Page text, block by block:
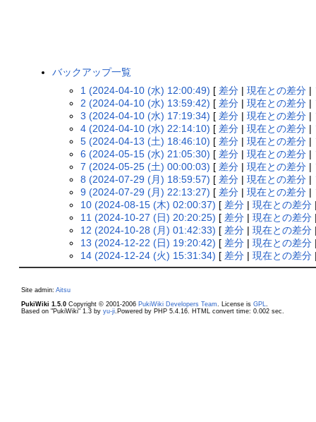
バックアップ一覧
1 (2024-04-10 (水) 12:00:49) [ 差分 |現在との差分 |
2 (2024-04-10 (水) 13:59:42) [ 差分 |現在との差分 |
3 (2024-04-10 (水) 17:19:34) [ 差分 |現在との差分 |
4 (2024-04-10 (水) 22:14:10) [ 差分 |現在との差分 |
5 (2024-04-13 (土) 18:46:10) [ 差分 |現在との差分 |
6 (2024-05-15 (水) 21:05:30) [ 差分 |現在との差分 |
7 (2024-05-25 (土) 00:00:03) [ 差分 |現在との差分 |
8 (2024-07-29 (月) 18:59:57) [ 差分 |現在との差分 |
9 (2024-07-29 (月) 22:13:27) [ 差分 |現在との差分 |
10 (2024-08-15 (木) 02:00:37) [ 差分 |現在との差分 |
11 (2024-10-27 (日) 20:20:25) [ 差分 |現在との差分 |
12 (2024-10-28 (月) 01:42:33) [ 差分 |現在との差分 |
13 (2024-12-22 (日) 19:20:42) [ 差分 |現在との差分 |
14 (2024-12-24 (火) 15:31:34) [ 差分 |現在との差分 |
Site admin: Aitsu
PukiWiki 1.5.0Copyright © 2001-2006 PukiWiki Developers Team. License is GPL.
Based on "PukiWiki" 1.3 by yu-ji.Powered by PHP 5.4.16. HTML convert time: 0.002 sec.